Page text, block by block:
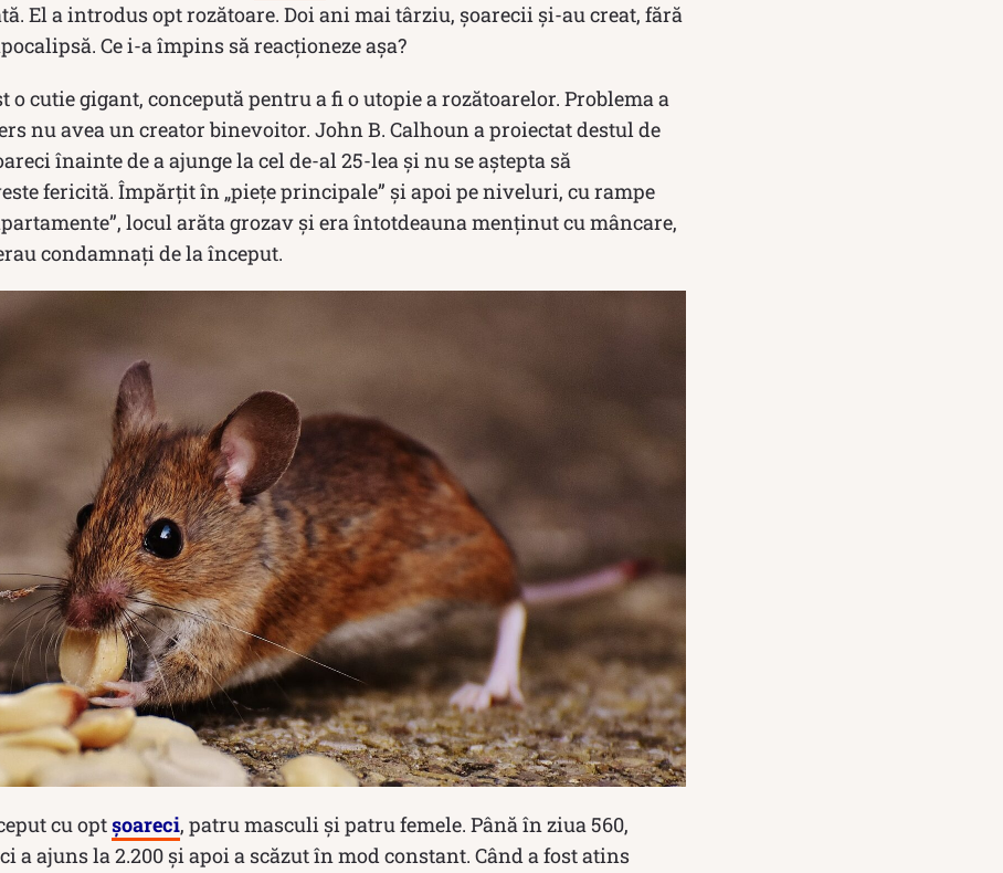
El a introdus opt rozătoare. Doi ani mai târziu, șoarecii și-au creat, fără
Ce i-a împins să reacționeze așa?
o cutie gigant, concepută pentru a fi o utopie a rozătoarelor. Problema a
nu avea un creator binevoitor. John B. Calhoun a proiectat destul de
înainte de a ajunge la cel de-al 25-lea și nu se aștepta să
fericită. Împărțit în „piețe principale” și apoi pe niveluri, cu rampe
locul arăta grozav și era întotdeauna menținut cu mâncare,
condamnați de la început.
cu optșoareci, patru masculi și patru femele. Până în ziua 560,
a ajuns la 2.200 și apoi a scăzut în mod constant. Când a fost atins